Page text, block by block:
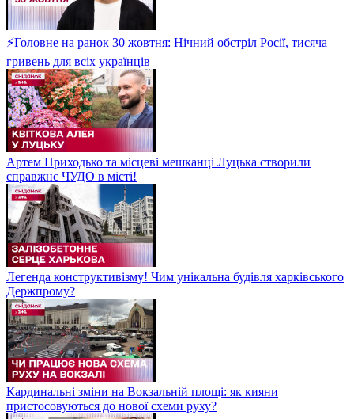
⚡Головне на ранок 30 жовтня: Нічний обстріл Росії, тисяча
гривень для всіх українців
Артем Приходько та місцеві мешканці Луцька створили
справжнє ЧУДО в місті!
Легенда конструктивізму! Чим унікальна будівля харківського
Держпрому?
Кардинальні зміни на Вокзальній площі: як кияни
пристосовуються до нової схеми руху?